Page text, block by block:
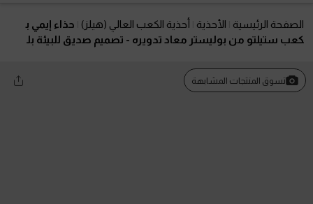
الصفحة الرئيسية الأحذية أحذية الكعب العالي (هيلز)
حذاء إيمي ب
كعب ستيلتو من بوليستر معاد تدويره - تصميم صديق للبيئة بل
تسوق المنتجات المشابهة